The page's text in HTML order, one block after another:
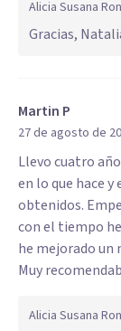
Alicia Susana
Gracias,
Martin P
27 de agosto de
Llevo cuatro
en lo que hace
obtenidos.
con el tiempo
he mejorado un
Muy
Alicia Susana